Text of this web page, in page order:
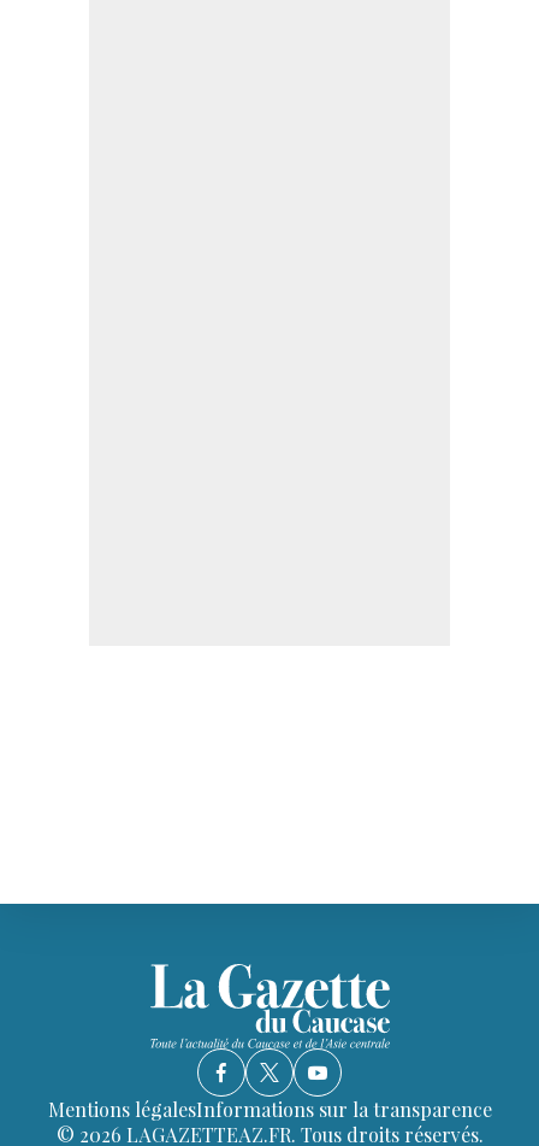
Mentions légalesInformations sur la transparence
© 2026 LAGAZETTEAZ.FR. Tous droits réservés.